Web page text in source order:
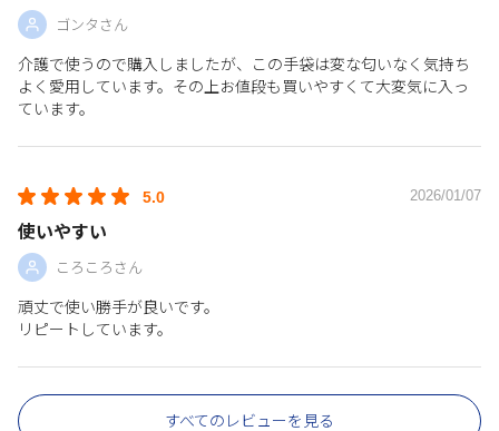
ゴンタさん
介護で使うので購入しましたが、この手袋は変な匂いなく気持ち
よく愛用しています。その上お値段も買いやすくて大変気に入っ
ています。
5.0 2026/01/07
使いやすい
ころころさん
頑丈で使い勝手が良いです。
リピートしています。
すべてのレビューを見る